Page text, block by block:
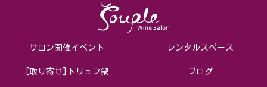
サロン開催イベント レンタルスペース
[取り寄せ]トリュフ鍋 ブログ